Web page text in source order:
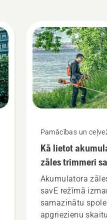
Pamācības un
Kā lietot
zāles trimmeri
Akumulatora
savE režīmā
samazinātu
apgriezienu